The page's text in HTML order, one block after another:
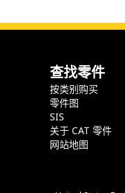
查找零件
按类别购买
零件图
SIS
关于 CAT 零件
网站地图